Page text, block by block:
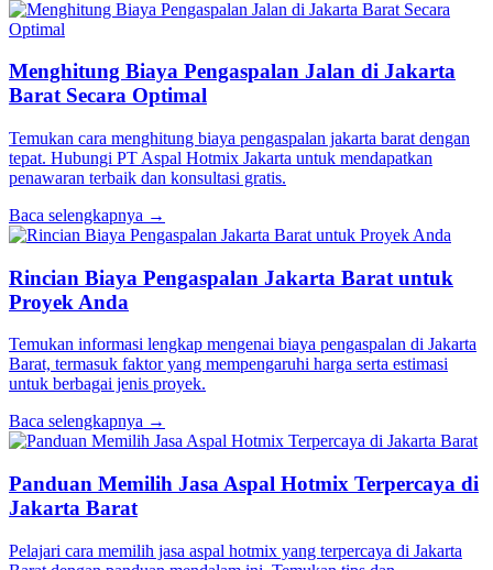
Menghitung Biaya Pengaspalan Jalan di Jakarta
Barat Secara Optimal
Temukan cara menghitung biaya pengaspalan jakarta barat dengan
tepat. Hubungi PT Aspal Hotmix Jakarta untuk mendapatkan
penawaran terbaik dan konsultasi gratis.
Baca selengkapnya →
Rincian Biaya Pengaspalan Jakarta Barat untuk
Proyek Anda
Temukan informasi lengkap mengenai biaya pengaspalan di Jakarta
Barat, termasuk faktor yang mempengaruhi harga serta estimasi
untuk berbagai jenis proyek.
Baca selengkapnya →
Panduan Memilih Jasa Aspal Hotmix Terpercaya di
Jakarta Barat
Pelajari cara memilih jasa aspal hotmix yang terpercaya di Jakarta